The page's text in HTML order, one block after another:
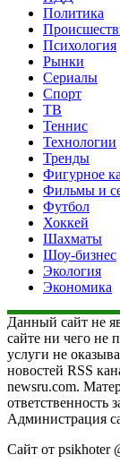
Политика
Психология
Рынки
Сериалы
Спорт
ТВ
Теннис
Технологии
Тренды
Фигурное
Фильмы и
Футбол
Хоккей
Шахматы
Шоу-бизнес
Экология
Экономика
Данный сайт не
сайте ни чего не
услуги не
новостей RSS
newsru.com.
ответственность
Администрация
Сайт от psikhoter